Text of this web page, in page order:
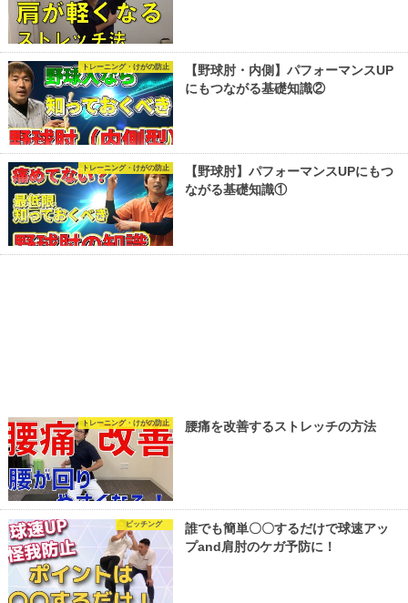
トレーニング・けがの防止
【野球肘・内側】パフォーマンスUP
にもつながる基礎知識②
トレーニング・けがの防止
【野球肘】パフォーマンスUPにもつ
ながる基礎知識①
トレーニング・けがの防止 腰痛を改善するストレッチの方法
ピッチング
誰でも簡単〇〇するだけで球速アッ
プand肩肘のケガ予防に！